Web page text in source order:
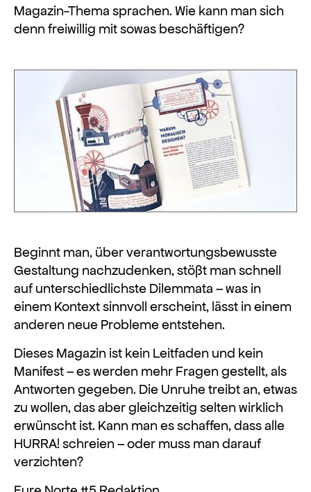
Magazin-Thema sprachen. Wie kann man sich
denn freiwillig mit sowas beschäftigen?
Beginnt man, über verantwortungsbewusste
Gestaltung nachzudenken, stößt man schnell
auf unterschiedlichste Dilemmata – was in
einem Kontext sinnvoll erscheint, lässt in einem
anderen neue Probleme entstehen.
Dieses Magazin ist kein Leitfaden und kein
Manifest – es werden mehr Fragen gestellt, als
Antworten gegeben. Die Unruhe treibt an, etwas
zu wollen, das aber gleichzeitig selten wirklich
erwünscht ist. Kann man es schaffen, dass alle
HURRA! schreien – oder muss man darauf
verzichten?